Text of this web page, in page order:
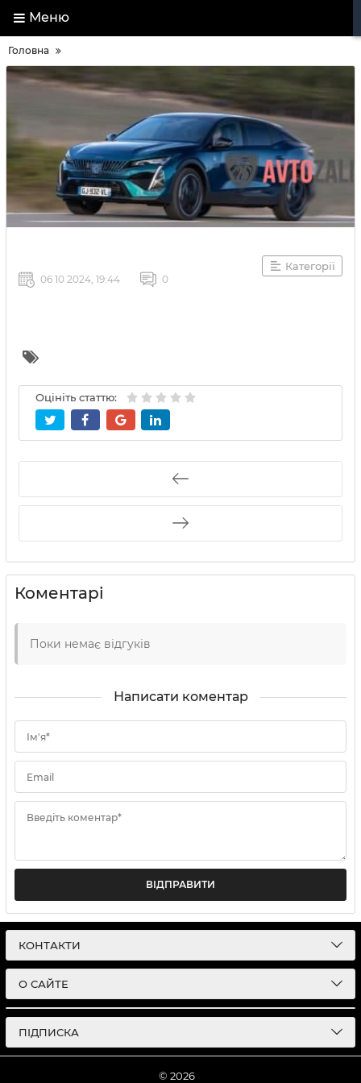
Меню
Головна
Категорії
06 10 2024, 19:44 0
Оцініть статтю:
Коментарі
Поки немає відгуків
Написати коментар
Ім'я*
Email
Введіть коментар*
ВІДПРАВИТИ
КОНТАКТИ
О САЙТЕ
ПІДПИСКА
© 2026